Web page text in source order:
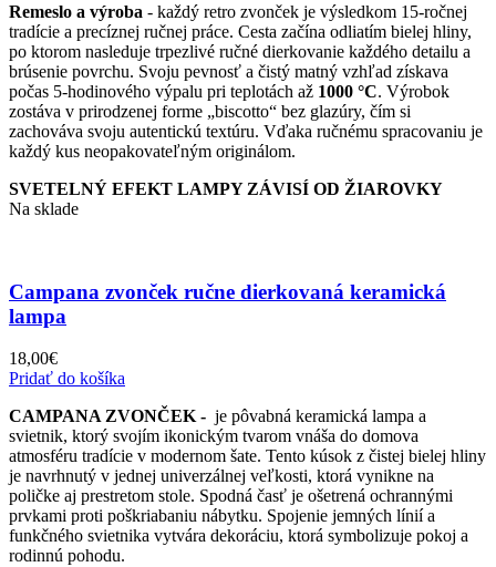
Remeslo a výroba - každý retro zvonček je výsledkom 15-ročnej
tradície a precíznej ručnej práce. Cesta začína odliatím bielej hliny,
po ktorom nasleduje trpezlivé ručné dierkovanie každého detailu a
brúsenie povrchu. Svoju pevnosť a čistý matný vzhľad získava
počas 5-hodinového výpalu pri teplotách až 1000 °C. Výrobok
zostáva v prirodzenej forme „biscotto“ bez glazúry, čím si
zachováva svoju autentickú textúru. Vďaka ručnému spracovaniu je
každý kus neopakovateľným originálom.
SVETELNÝ EFEKT LAMPY ZÁVISÍ OD ŽIAROVKY
Na sklade
Campana zvonček ručne dierkovaná keramická
lampa
18,00€
Pridať do košíka
CAMPANA ZVONČEK - je pôvabná keramická lampa a
svietnik, ktorý svojím ikonickým tvarom vnáša do domova
atmosféru tradície v modernom šate. Tento kúsok z čistej bielej hliny
je navrhnutý v jednej univerzálnej veľkosti, ktorá vynikne na
poličke aj prestretom stole. Spodná časť je ošetrená ochrannými
prvkami proti poškriabaniu nábytku. Spojenie jemných línií a
funkčného svietnika vytvára dekoráciu, ktorá symbolizuje pokoj a
rodinnú pohodu.